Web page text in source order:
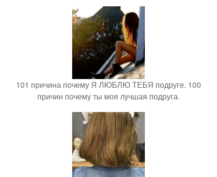
101 причина почему Я ЛЮБЛЮ ТЕБЯ подруге. 100
причин почему ты моя лучшая подруга.